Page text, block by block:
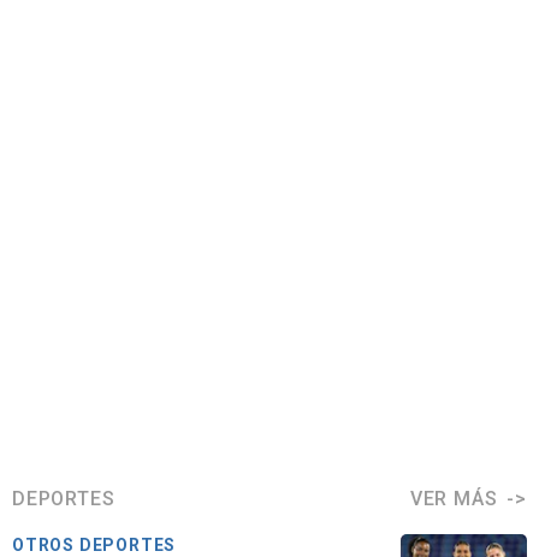
DEPORTES VER MÁS
OTROS DEPORTES